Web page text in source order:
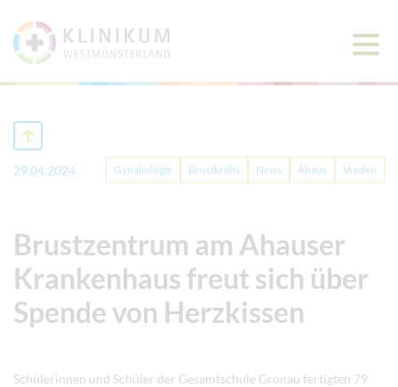
29.04.2024 Gynäkologie Brustkrebs News Ahaus Vreden
Brustzentrum am Ahauser
Krankenhaus freut sich über
Spende von Herzkissen
Schülerinnen und Schüler der Gesamtschule Gronau fertigten 79